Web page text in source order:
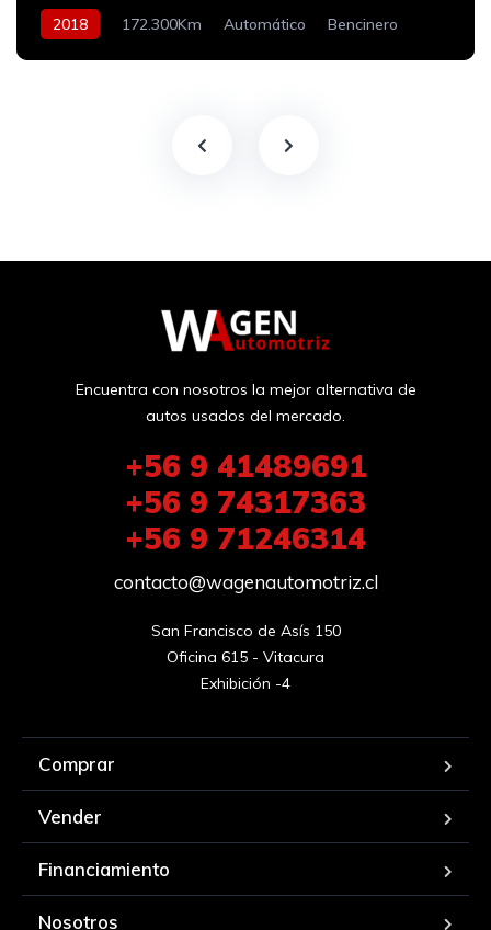
2018 172.300Km Automático Bencinero
Encuentra con nosotros la mejor alternativa de
autos usados del mercado.
+56 9 41489691
+56 9 74317363
+56 9 71246314
contacto@wagenautomotriz.cl
San Francisco de Asís 150
Oficina 615 - Vitacura
Exhibición -4
Comprar
Vender
Financiamiento
Nosotros